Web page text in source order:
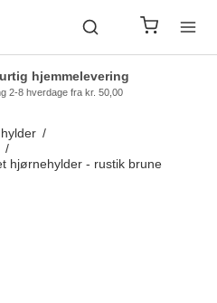
hjemmelevering
2-8 hverdage fra kr. 50,00
/
/
hjørnehylder - rustik brune